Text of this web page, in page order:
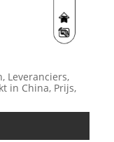
Leveranciers,
in China, Prijs,